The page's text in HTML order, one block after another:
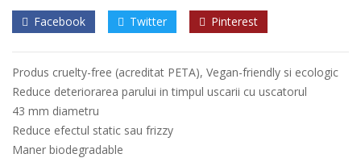
Facebook Twitter Pinterest
Produs cruelty-free (acreditat PETA), Vegan-friendly si ecologic
Reduce deteriorarea parului in timpul uscarii cu uscatorul
43 mm diametru
Reduce efectul static sau frizzy
Maner biodegradable